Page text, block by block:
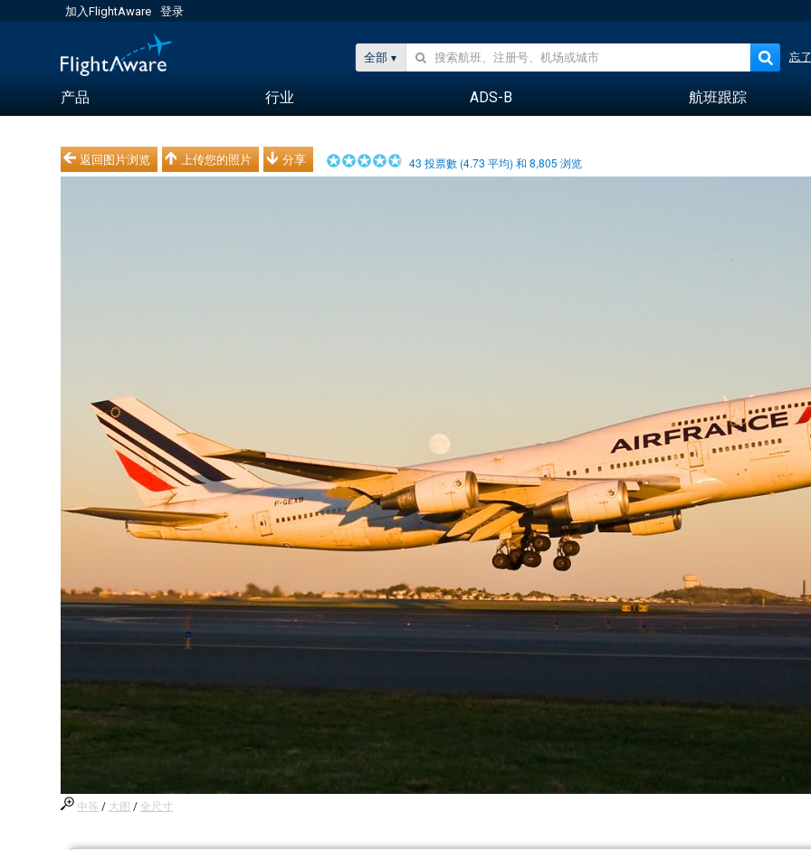
加入FlightAware 登录
全部 忘
产品 行业 ADS-B 航班跟踪
返回图片浏览 上传您的照片 分享 43 投票數 (4.73 平均) 和8,805 浏览
中等 / 大图 / 全尺寸